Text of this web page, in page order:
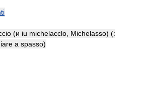
(и iu michelacclo, Michelasso) (:
a spasso)